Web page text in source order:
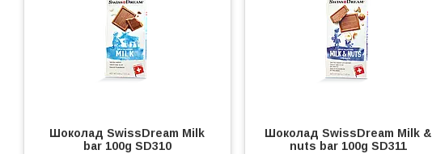
Шоколад SwissDream Milk
bar 100g SD310
Шоколад SwissDream Milk &
nuts bar 100g SD311